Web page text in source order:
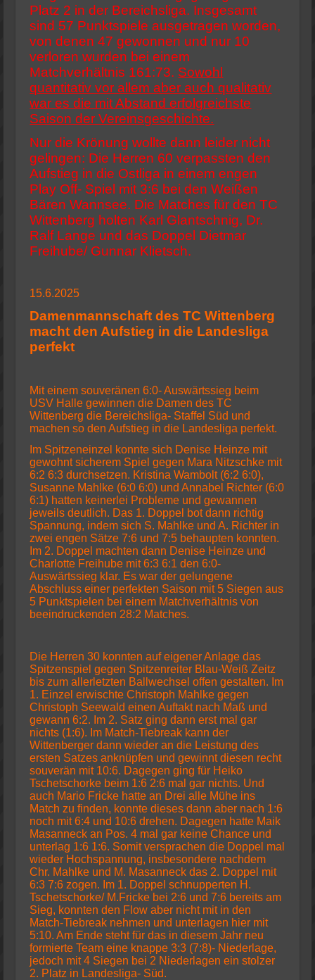
Platz 2 in der Bereichsliga. Insgesamt
sind 57 Punktspiele ausgetragen worden,
von denen 47 gewonnen und nur 10
verloren wurden bei einem
Matchverhältnis 161:73. Sowohl
quantitativ vor allem aber auch qualitativ
war es die mit Abstand erfolgreichste
Saison der Vereinsgeschichte.
Nur die Krönung wollte dann leider nicht
gelingen: Die Herren 60 verpassten den
Aufstieg in die Ostliga in einem engen
Play Off- Spiel mit 3:6 bei den Weißen
Bären Wannsee. Die Matches für den TC
Wittenberg holten Karl Glantschnig, Dr.
Ralf Lange und das Doppel Dietmar
Freihube/ Gunnar Klietsch.
15.6.2025
Damenmannschaft des TC Wittenberg
macht den Aufstieg in die Landesliga
perfekt
Mit einem souveränen 6:0- Auswärtssieg beim
USV Halle gewinnen die Damen des TC
Wittenberg die Bereichsliga- Staffel Süd und
machen so den Aufstieg in die Landesliga perfekt.
Im Spitzeneinzel konnte sich Denise Heinze mit
gewohnt sicherem Spiel gegen Mara Nitzschke mit
6:2 6:3 durchsetzen. Kristina Wambolt (6:2 6:0),
Susanne Mahlke (6:0 6:0) und Annabel Richter (6:0
6:1) hatten keinerlei Probleme und gewannen
jeweils deutlich. Das 1. Doppel bot dann richtig
Spannung, indem sich S. Mahlke und A. Richter in
zwei engen Sätze 7:6 und 7:5 behaupten konnten.
Im 2. Doppel machten dann Denise Heinze und
Charlotte Freihube mit 6:3 6:1 den 6:0-
Auswärtssieg klar. Es war der gelungene
Abschluss einer perfekten Saison mit 5 Siegen aus
5 Punktspielen bei einem Matchverhältnis von
beeindruckenden 28:2 Matches.
Die Herren 30 konnten auf eigener Anlage das
Spitzenspiel gegen Spitzenreiter Blau-Weiß Zeitz
bis zum allerletzten Ballwechsel offen gestalten. Im
1. Einzel erwischte Christoph Mahlke gegen
Christoph Seewald einen Auftakt nach Maß und
gewann 6:2. Im 2. Satz ging dann erst mal gar
nichts (1:6). Im Match-Tiebreak kann der
Wittenberger dann wieder an die Leistung des
ersten Satzes anknüpfen und gewinnt diesen recht
souverän mit 10:6. Dagegen ging für Heiko
Tschetschorke beim 1:6 2:6 mal gar nichts. Und
auch Mario Fricke hatte an Drei alle Mühe ins
Match zu finden, konnte dieses dann aber nach 1:6
noch mit 6:4 und 10:6 drehen. Dagegen hatte Maik
Masanneck an Pos. 4 mal gar keine Chance und
unterlag 1:6 1:6. Somit versprachen die Doppel mal
wieder Hochspannung, insbesondere nachdem
Chr. Mahlke und M. Masanneck das 2. Doppel mit
6:3 7:6 zogen. Im 1. Doppel schnupperten H.
Tschetschorke/ M.Fricke bei 2:6 und 7:6 bereits am
Sieg, konnten den Flow aber nicht mit in den
Match-Tiebreak nehmen und unterlagen hier mit
5:10. Am Ende steht für das in diesem Jahr neu
formierte Team eine knappe 3:3 (7:8)- Niederlage,
jedoch mit 4 Siegen bei 2 Niederlagen ein stolzer
2. Platz in Landesliga- Süd.